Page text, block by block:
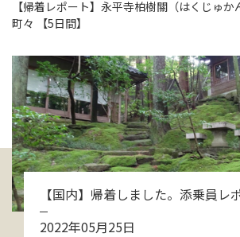
イベント
新着情報
会社情報
お問い合わ
資料請求
【帰着レポート】永平寺柏樹關（はくじゅか
町々 【5日間】
【国内】帰着しました。添乗員レ
2022年05月25日